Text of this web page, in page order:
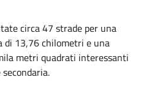
circa 47 strade per una
di 13,76 chilometri e una
metri quadrati interessanti